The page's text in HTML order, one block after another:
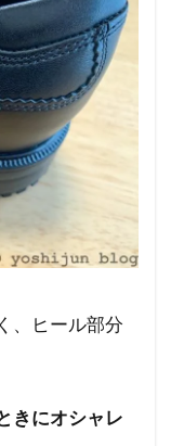
、ヒール部分
きにオシャレ